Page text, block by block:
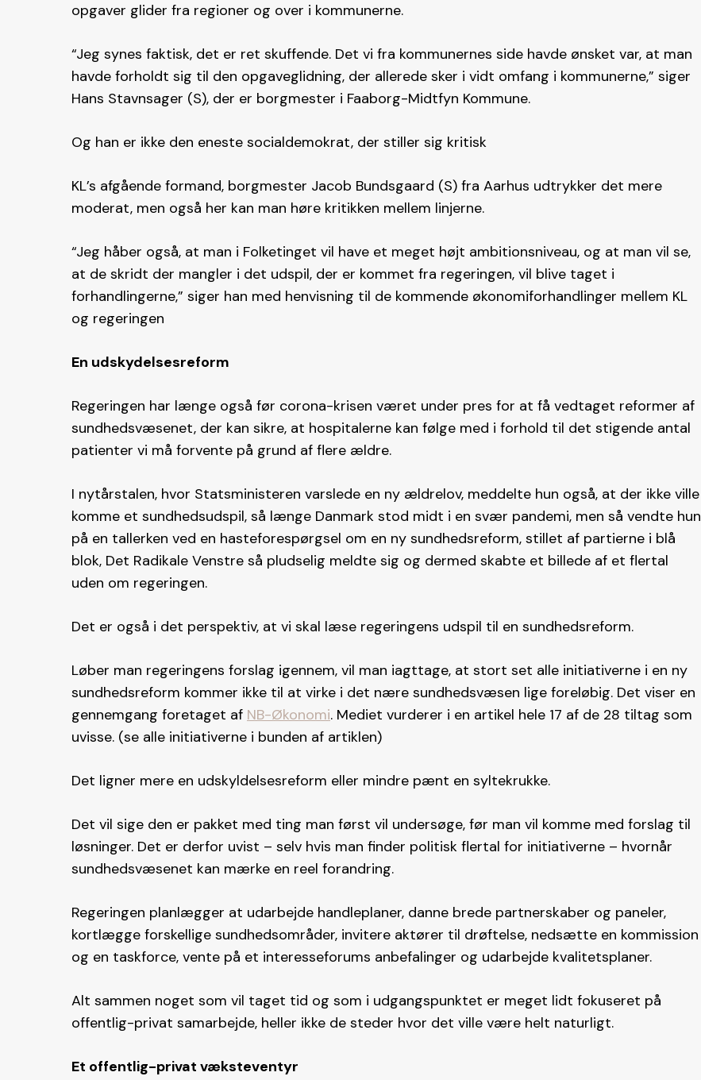
opgaver glider fra regioner og over i kommunerne.
“Jeg synes faktisk, det er ret skuffende. Det vi fra kommunernes side havde ønsket var, at man
havde forholdt sig til den opgaveglidning, der allerede sker i vidt omfang i kommunerne,” siger
Hans Stavnsager (S), der er borgmester i Faaborg-Midtfyn Kommune.
Og han er ikke den eneste socialdemokrat, der stiller sig kritisk
KL’s afgående formand, borgmester Jacob Bundsgaard (S) fra Aarhus udtrykker det mere
moderat, men også her kan man høre kritikken mellem linjerne.
“Jeg håber også, at man i Folketinget vil have et meget højt ambitionsniveau, og at man vil se,
at de skridt der mangler i det udspil, der er kommet fra regeringen, vil blive taget i
forhandlingerne,” siger han med henvisning til de kommende økonomiforhandlinger mellem KL
og regeringen
En udskydelsesreform
Regeringen har længe også før corona-krisen været under pres for at få vedtaget reformer af
sundhedsvæsenet, der kan sikre, at hospitalerne kan følge med i forhold til det stigende antal
patienter vi må forvente på grund af flere ældre.
I nytårstalen, hvor Statsministeren varslede en ny ældrelov, meddelte hun også, at der ikke ville
komme et sundhedsudspil, så længe Danmark stod midt i en svær pandemi, men så vendte hun
på en tallerken ved en hasteforespørgsel om en ny sundhedsreform, stillet af partierne i blå
blok, Det Radikale Venstre så pludselig meldte sig og dermed skabte et billede af et flertal
uden om regeringen.
Det er også i det perspektiv, at vi skal læse regeringens udspil til en sundhedsreform.
Løber man regeringens forslag igennem, vil man iagttage, at stort set alle initiativerne i en ny
sundhedsreform kommer ikke til at virke i det nære sundhedsvæsen lige foreløbig. Det viser en
gennemgang foretaget af NB-Økonomi. Mediet vurderer i en artikel hele 17 af de 28 tiltag som
uvisse. (se alle initiativerne i bunden af artiklen)
Det ligner mere en udskyldelsesreform eller mindre pænt en syltekrukke.
Det vil sige den er pakket med ting man først vil undersøge, før man vil komme med forslag til
løsninger. Det er derfor uvist – selv hvis man finder politisk flertal for initiativerne – hvornår
sundhedsvæsenet kan mærke en reel forandring.
Regeringen planlægger at udarbejde handleplaner, danne brede partnerskaber og paneler,
kortlægge forskellige sundhedsområder, invitere aktører til drøftelse, nedsætte en kommission
og en taskforce, vente på et interesseforums anbefalinger og udarbejde kvalitetsplaner.
Alt sammen noget som vil taget tid og som i udgangspunktet er meget lidt fokuseret på
offentlig-privat samarbejde, heller ikke de steder hvor det ville være helt naturligt.
Et offentlig-privat væksteventyr